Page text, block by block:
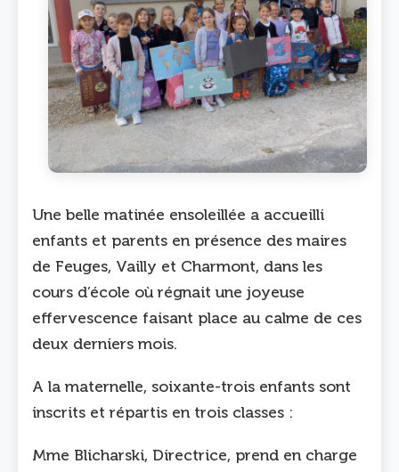
Une belle matinée ensoleillée a accueilli
enfants et parents en présence des maires
de Feuges, Vailly et Charmont, dans les
cours d’école où régnait une joyeuse
effervescence faisant place au calme de ces
deux derniers mois.
A la maternelle, soixante-trois enfants sont
inscrits et répartis en trois classes :
Mme Blicharski, Directrice, prend en charge